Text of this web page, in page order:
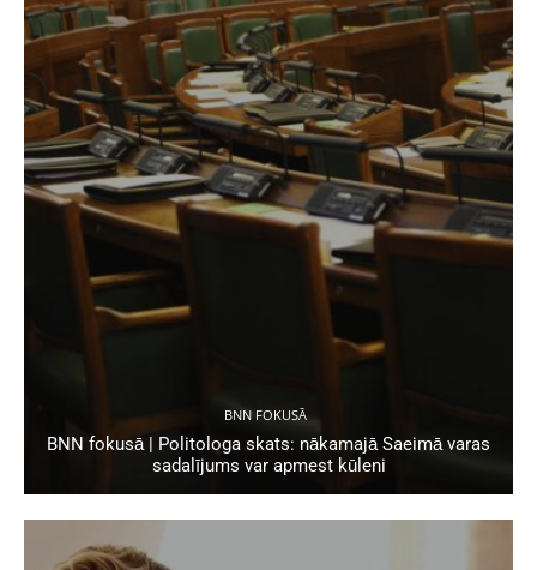
BNN FOKUSĀ
BNN fokusā | Politologa skats: nākamajā Saeimā varas
sadalījums var apmest kūleni